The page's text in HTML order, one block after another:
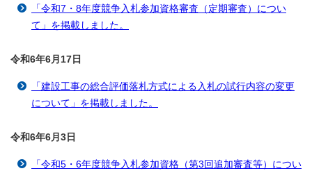
「令和7・8年度競争入札参加資格審査（定期審査）につい
て」を掲載しました。
令和6年6月17 日
「建設工事の総合評価落札方式による入札の試行内容の変更
について」を掲載しました。
令和6年6月3 日
「令和5・6年度競争入札参加資格（第3回追加審査等）につい